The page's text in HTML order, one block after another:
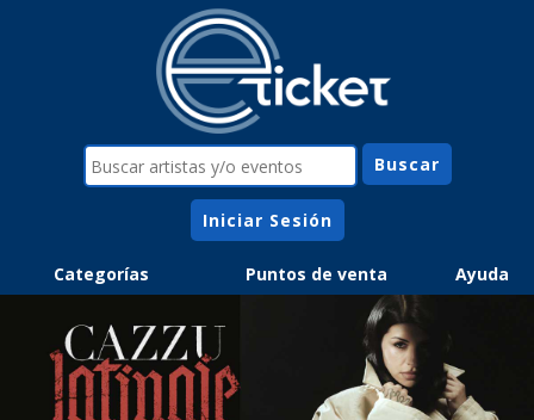
Iniciar Sesión
Categorías Puntos de venta Ayuda